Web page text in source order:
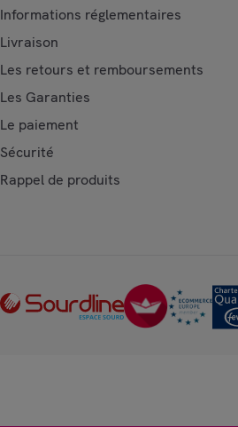
Informations réglementaires
Livraison
Les retours et remboursements
Les Garanties
Le paiement
Sécurité
Rappel de produits